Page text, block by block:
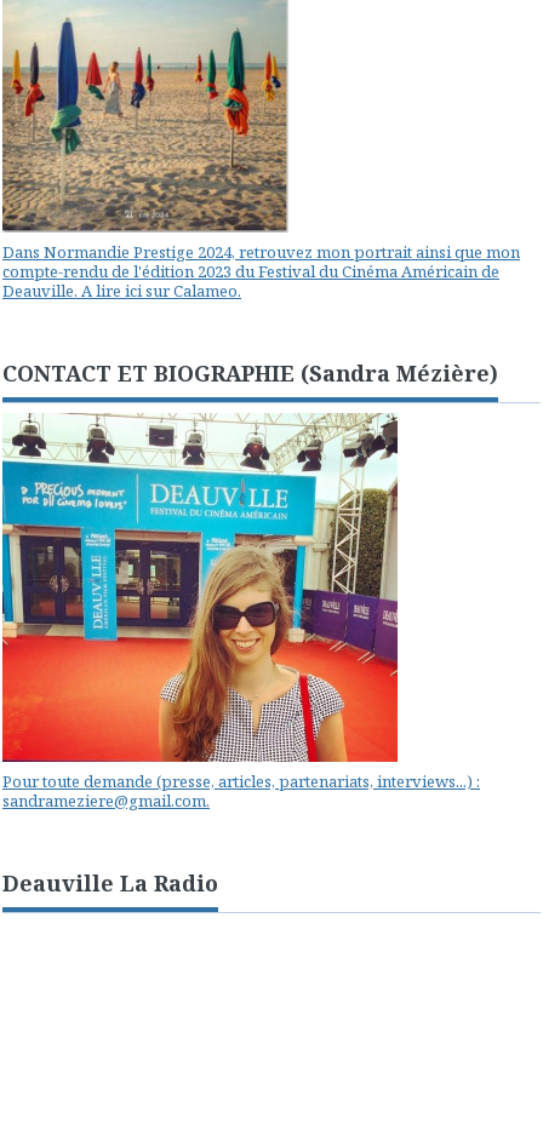
Dans Normandie Prestige 2024, retrouvez mon portrait ainsi que mon
compte-rendu de l'édition 2023 du Festival du Cinéma Américain de
Deauville. A lire ici sur Calameo.
CONTACT ET BIOGRAPHIE (Sandra Mézière)
Pour toute demande (presse, articles, partenariats, interviews...) :
sandrameziere@gmail.com.
Deauville La Radio